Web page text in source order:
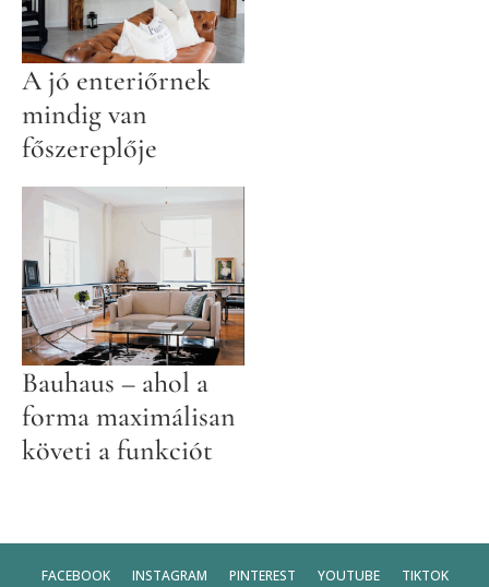
A jó enteriőrnek
mindig van
főszereplője
Bauhaus – ahol a
forma maximálisan
követi a funkciót
FACEBOOK INSTAGRAM PINTEREST YOUTUBE TIKTOK